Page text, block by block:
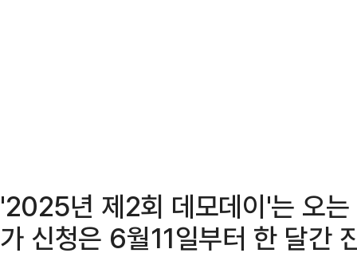
'2025년 제2회 데모데이'는 오
가 신청은 6월11일부터 한 달간